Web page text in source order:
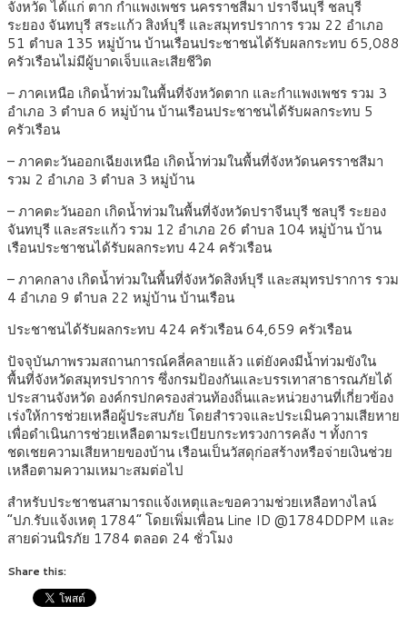
จังหวัด ได้แก่ ตาก กำแพงเพชร นครราชสีมา ปราจีนบุรี ชลบุรี
ระยอง จันทบุรี สระแก้ว สิงห์บุรี และสมุทรปราการ รวม 22 อำเภอ
51 ตำบล 135 หมู่บ้าน บ้านเรือนประชาชนได้รับผลกระทบ 65,088
ครัวเรือนไม่มีผู้บาดเจ็บและเสียชีวิต
– ภาคเหนือ เกิดน้ำท่วมในพื้นที่จังหวัดตาก และกำแพงเพชร รวม 3
อำเภอ 3 ตำบล 6 หมู่บ้าน บ้านเรือนประชาชนได้รับผลกระทบ 5
ครัวเรือน
– ภาคตะวันออกเฉียงเหนือ เกิดน้ำท่วมในพื้นที่จังหวัดนครราชสีมา
รวม 2 อำเภอ 3 ตำบล 3 หมู่บ้าน
– ภาคตะวันออก เกิดน้ำท่วมในพื้นที่จังหวัดปราจีนบุรี ชลบุรี ระยอง
จันทบุรี และสระแก้ว รวม 12 อำเภอ 26 ตำบล 104 หมู่บ้าน บ้าน
เรือนประชาชนได้รับผลกระทบ 424 ครัวเรือน
– ภาคกลาง เกิดน้ำท่วมในพื้นที่จังหวัดสิงห์บุรี และสมุทรปราการ รวม
4 อำเภอ 9 ตำบล 22 หมู่บ้าน บ้านเรือน
ประชาชนได้รับผลกระทบ 424 ครัวเรือน 64,659 ครัวเรือน
ปัจจุบันภาพรวมสถานการณ์คลี่คลายแล้ว แต่ยังคงมีน้ำท่วมขังใน
พื้นที่จังหวัดสมุทรปราการ ซึ่งกรมป้องกันและบรรเทาสาธารณภัยได้
ประสานจังหวัด องค์กรปกครองส่วนท้องถิ่นและหน่วยงานที่เกี่ยวข้อง
เร่งให้การช่วยเหลือผู้ประสบภัย โดยสำรวจและประเมินความเสียหาย
เพื่อดำเนินการช่วยเหลือตามระเบียบกระทรวงการคลัง ฯ ทั้งการ
ชดเชยความเสียหายของบ้าน เรือนเป็นวัสดุก่อสร้างหรือจ่ายเงินช่วย
เหลือตามความเหมาะสมต่อไป
สำหรับประชาชนสามารถแจ้งเหตุและขอความช่วยเหลือทางไลน์
“ปภ.รับแจ้งเหตุ 1784” โดยเพิ่มเพื่อน Line ID @1784DDPM และ
สายด่วนนิรภัย 1784 ตลอด 24 ชั่วโมง
Share this: